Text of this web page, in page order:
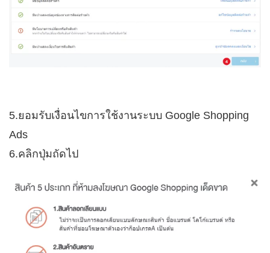
5.ยอมรับเงื่อนไขการใช้งานระบบ Google Shopping
Ads
6.คลิกปุ่มถัดไป